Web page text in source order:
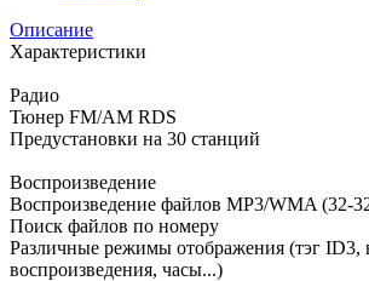
Описание
Характеристики
Радио
Тюнер FM/AM RDS
Предустановки на 30 станций
Воспроизведение
Воспроизведение файлов MP3/WMA (32-
Поиск файлов по номеру
Различные режимы отображения (тэг ID3,
воспроизведения, часы...)